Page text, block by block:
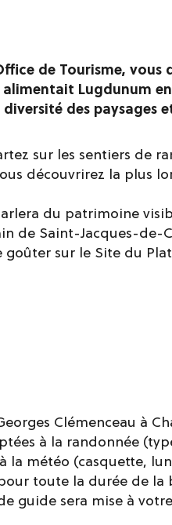
de Tourisme, vous
Lugdunum
des paysages
sur les sentiers de
découvrirez la plus
du patrimoine
de Saint-Jacques-de-
sur le Site du
Clémenceau à
à la randonnée
la météo (casquette,
toute la durée de la
guide sera mise à